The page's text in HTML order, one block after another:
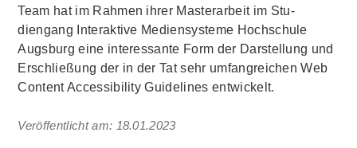
Team hat im Rahmen ihrer Masterarbeit im Stu­
diengang Interaktive Mediensyste­me Hochschule
Augsburg eine interessante Form der Darstellung und
Erschließung der in der Tat sehr umfangreichen Web
Content Accessibility Guidelines entwickelt.
Veröffentlicht am: 18.01.2023